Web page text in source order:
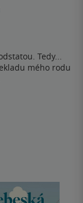
Tedy...
mého rodu